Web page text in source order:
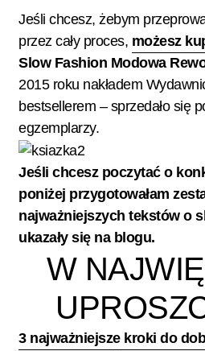
Jeśli chcesz, żebym
przez cały proces, możesz
Slow Fashion Modowa
2015 roku nakładem
bestsellerem – sprzedało się
egzemplarzy.
Jeśli chcesz poczytać o
poniżej przygotowałam
najważniejszych tekstów o
ukazały się na blogu.
W
3 najważniejsze kroki do